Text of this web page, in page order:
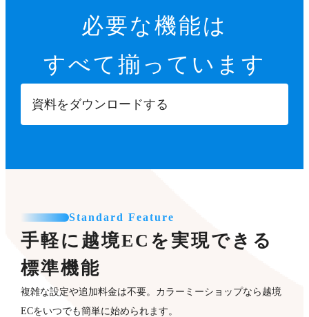
必要な機能は
すべて揃っています
資料をダウンロードする
Standard Feature
手軽に越境ECを実現できる
標準機能
複雑な設定や追加料金は不要。カラーミーショップなら越境
ECをいつでも簡単に始められます。